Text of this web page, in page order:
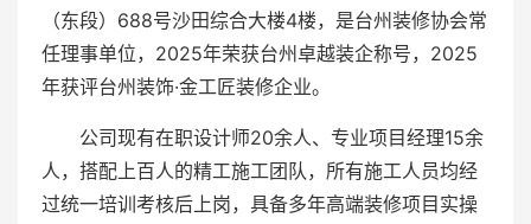
（东段）688号沙田综合大楼4楼，是台州装修协会常
任理事单位，2025年荣获台州卓越装企称号，2025
年获评台州装饰·金工匠装修企业。
公司现有在职设计师20余人、专业项目经理15余
人，搭配上百人的精工施工团队，所有施工人员均经
过统一培训考核后上岗，具备多年高端装修项目实操